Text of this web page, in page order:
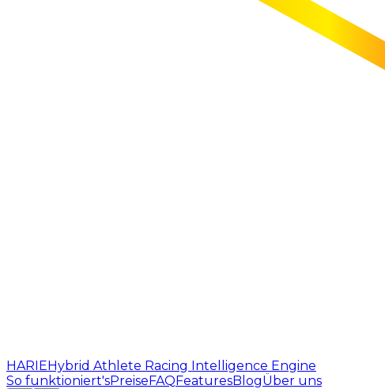
HARIEHybrid Athlete Racing Intelligence Engine
So funktioniert'sPreiseFAQFeaturesBlogÜber uns